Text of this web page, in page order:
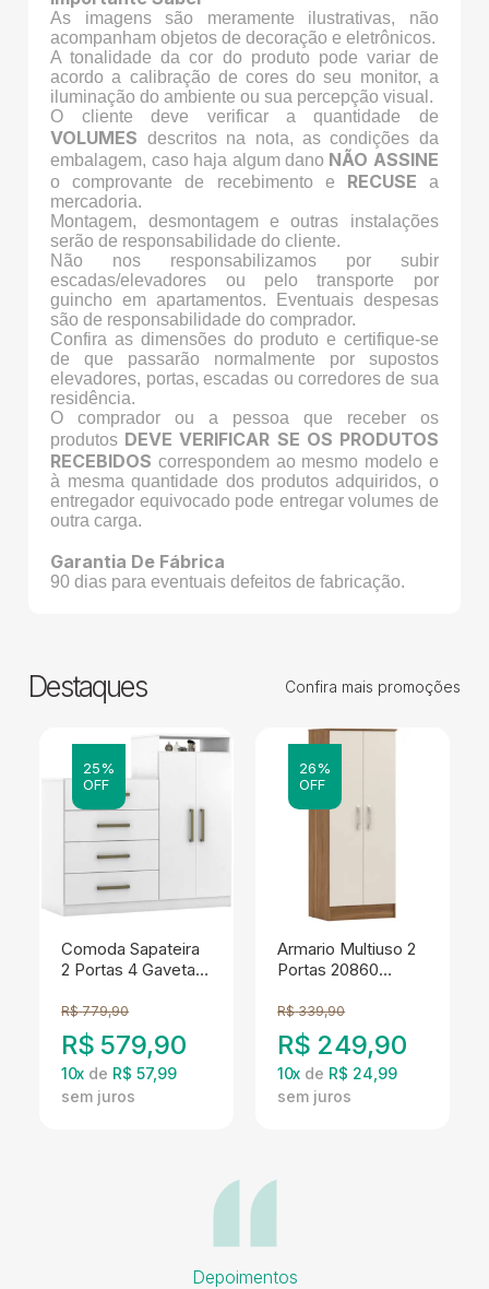
As imagens são meramente ilustrativas, não
acompanham objetos de decoração e eletrônicos.
A tonalidade da cor do produto pode variar de
acordo a calibração de cores do seu monitor, a
iluminação do ambiente ou sua percepção visual.
O cliente deve verificar a quantidade de
VOLUMES descritos na nota, as condições da
embalagem, caso haja algum dano NÃO ASSINE
o comprovante de recebimento e RECUSE a
mercadoria.
Montagem, desmontagem e outras instalações
serão de responsabilidade do cliente.
Não nos responsabilizamos por subir
escadas/elevadores ou pelo transporte por
guincho em apartamentos. Eventuais despesas
são de responsabilidade do comprador.
Confira as dimensões do produto e certifique-se
de que passarão normalmente por supostos
elevadores, portas, escadas ou corredores de sua
residência.
O comprador ou a pessoa que receber os
produtos DEVE VERIFICAR SE OS PRODUTOS
RECEBIDOS correspondem ao mesmo modelo e
à mesma quantidade dos produtos adquiridos, o
entregador equivocado pode entregar volumes de
outra carga.
Garantia De Fábrica
90 dias para eventuais defeitos de fabricação.
Destaques Confira mais promoções
25%
OFF
Comoda Sapateira
2 Portas 4 Gavetas
Demobile
R$ 779,90
R$ 579,90
10x de R$ 57,99
26%
OFF
Armario Multiuso 2
Portas 20860
White Demobile
R$ 339,90
R$ 249,90
10x de R$ 24,99
Depoimentos